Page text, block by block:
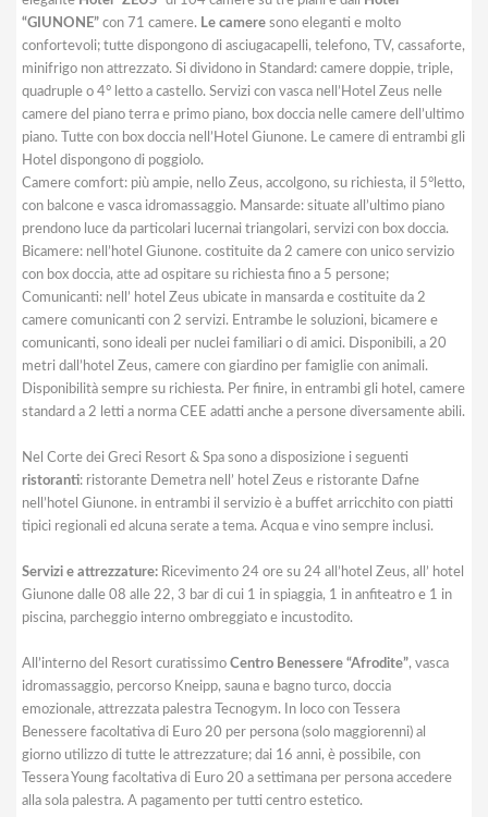
“GIUNONE” con 71 camere. Le camere sono eleganti e molto
confortevoli; tutte dispongono di asciugacapelli, telefono, TV, cassaforte,
minifrigo non attrezzato. Si dividono in Standard: camere doppie, triple,
quadruple o 4° letto a castello. Servizi con vasca nell’Hotel Zeus nelle
camere del piano terra e primo piano, box doccia nelle camere dell’ultimo
piano. Tutte con box doccia nell’Hotel Giunone. Le camere di entrambi gli
Hotel dispongono di poggiolo.
Camere comfort: più ampie, nello Zeus, accolgono, su richiesta, il 5°letto,
con balcone e vasca idromassaggio. Mansarde: situate all’ultimo piano
prendono luce da particolari lucernai triangolari, servizi con box doccia.
Bicamere: nell’hotel Giunone. costituite da 2 camere con unico servizio
con box doccia, atte ad ospitare su richiesta fino a 5 persone;
Comunicanti: nell’ hotel Zeus ubicate in mansarda e costituite da 2
camere comunicanti con 2 servizi. Entrambe le soluzioni, bicamere e
comunicanti, sono ideali per nuclei familiari o di amici. Disponibili, a 20
metri dall’hotel Zeus, camere con giardino per famiglie con animali.
Disponibilità sempre su richiesta. Per finire, in entrambi gli hotel, camere
standard a 2 letti a norma CEE adatti anche a persone diversamente abili.
Nel Corte dei Greci Resort & Spa sono a disposizione i seguenti
ristoranti: ristorante Demetra nell’ hotel Zeus e ristorante Dafne
nell’hotel Giunone. in entrambi il servizio è a buffet arricchito con piatti
tipici regionali ed alcuna serate a tema. Acqua e vino sempre inclusi.
Servizi e attrezzature: Ricevimento 24 ore su 24 all’hotel Zeus, all’ hotel
Giunone dalle 08 alle 22, 3 bar di cui 1 in spiaggia, 1 in anfiteatro e 1 in
piscina, parcheggio interno ombreggiato e incustodito.
All’interno del Resort curatissimo Centro Benessere “Afrodite”, vasca
idromassaggio, percorso Kneipp, sauna e bagno turco, doccia
emozionale, attrezzata palestra Tecnogym. In loco con Tessera
Benessere facoltativa di Euro 20 per persona (solo maggiorenni) al
giorno utilizzo di tutte le attrezzature; dai 16 anni, è possibile, con
Tessera Young facoltativa di Euro 20 a settimana per persona accedere
alla sola palestra. A pagamento per tutti centro estetico.